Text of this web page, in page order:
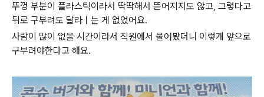
뚜껑 부분이 플라스틱이라서 딱딱해서 뜯어지지도 않고, 그렇다고
뒤로 구부려도 달라ㅣ는 게 없었어요.
사람이 많이 없을 시간이라서 직원에서 물어봤더니 이렇게 앞으로
구부려야한다고 해요.